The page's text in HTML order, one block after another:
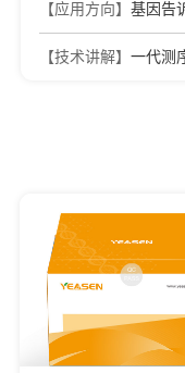
【应用方向】 基因告
【技术讲解】 一代测